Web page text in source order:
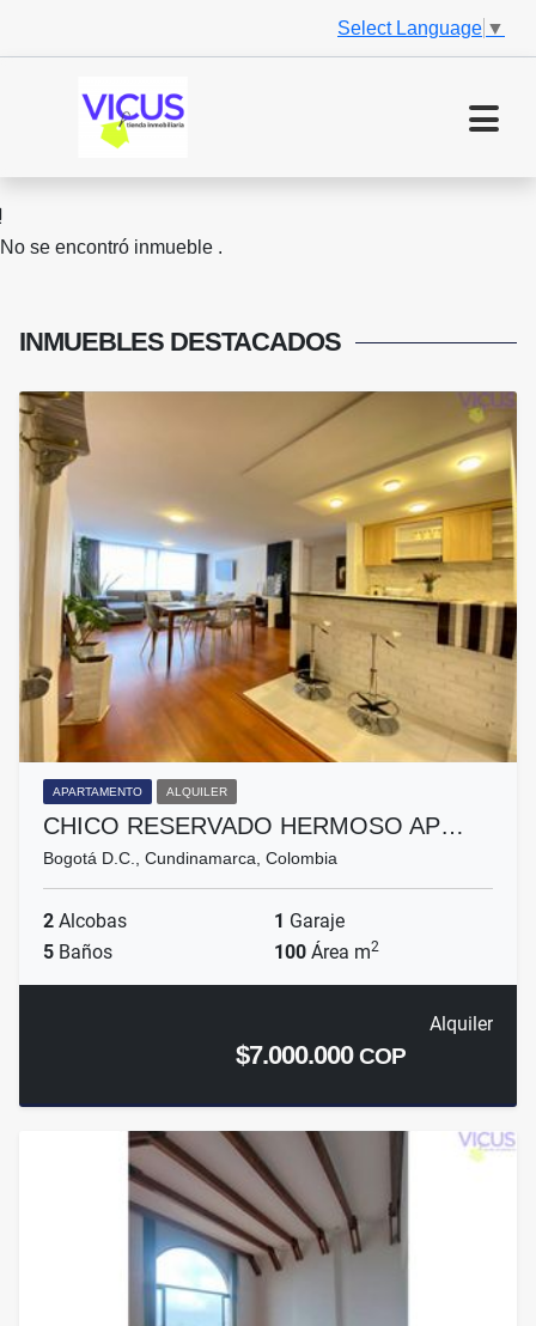
Select Language ▼
No se encontró inmueble .
INMUEBLES DESTACADOS
APARTAMENTO ALQUILER
CHICO RESERVADO HERMOSO AP…
Bogotá D.C., Cundinamarca, Colombia
2 Alcobas 1 Garaje
5 Baños 100 Área m2
Alquiler
$7.000.000COP